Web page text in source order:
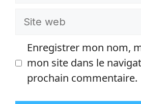
Site
Enregistrer mon nom,
mon site dans le
prochain commentaire.